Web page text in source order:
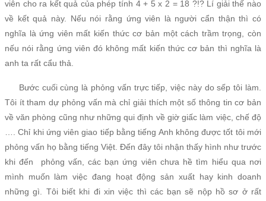
viên cho ra kết quả của phép tính 4 + 5 x 2 = 18 ?!? Lí giải thế nào
về kết quả này. Nếu nói rằng ứng viên là người cẩn thận thì có
nghĩa là ứng viên mất kiến thức cơ bản một cách trầm trọng, còn
nếu nói rằng ứng viên đó không mất kiến thức cơ bản thì nghĩa là
anh ta rất cẩu thả.
Bước cuối cùng là phỏng vấn trực tiếp, việc này do sếp tôi làm.
Tôi ít tham dự phỏng vấn mà chỉ giải thích một số thông tin cơ bản
về văn phòng cũng như những qui định về giờ giấc làm việc, chế độ
…. Chỉ khi ứng viên giao tiếp bằng tiếng Anh không được tốt tôi mới
phỏng vấn họ bằng tiếng Việt. Đến đây tôi nhận thấy hình như trước
khi đến phỏng vấn, các bạn ứng viên chưa hề tìm hiểu qua nơi
mình muốn làm việc đang hoạt động sản xuất hay kinh doanh
những gì. Tôi biết khi đi xin việc thì các bạn sẽ nộp hồ sơ ở rất